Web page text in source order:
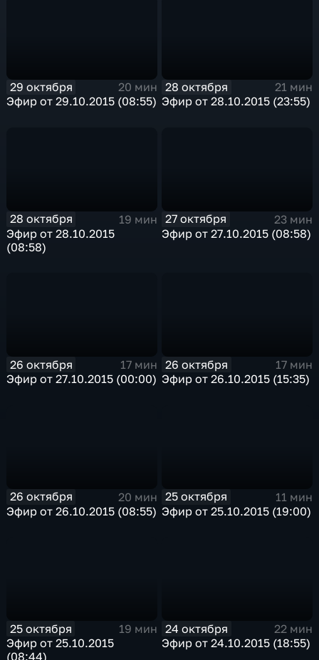
29 октября
20 мин
Эфир от 29.10.2015 (08:55)
28 октября
21 мин
Эфир от 28.10.2015 (23:55)
28 октября
19 мин
Эфир от 28.10.2015
(08:58)
27 октября
23 мин
Эфир от 27.10.2015 (08:58)
26 октября
17 мин
Эфир от 27.10.2015 (00:00)
26 октября
17 мин
Эфир от 26.10.2015 (15:35)
26 октября
20 мин
Эфир от 26.10.2015 (08:55)
25 октября
11 мин
Эфир от 25.10.2015 (19:00)
25 октября
19 мин
Эфир от 25.10.2015
(08:44)
24 октября
22 мин
Эфир от 24.10.2015 (18:55)